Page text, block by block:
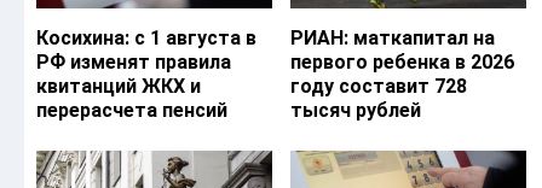
Косихина: с 1 августа в
РФ изменят правила
квитанций ЖКХ и
перерасчета пенсий
РИАН: маткапитал на
первого ребенка в 2026
году составит 728
тысяч рублей